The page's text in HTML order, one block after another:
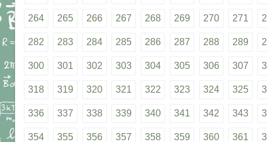
264 265 266 267 268 269 270 271
282 283 284 285 286 287 288 289
300 301 302 303 304 305 306 307
318 319 320 321 322 323 324 325
336 337 338 339 340 341 342 343
354 355 356 357 358 359 360 361